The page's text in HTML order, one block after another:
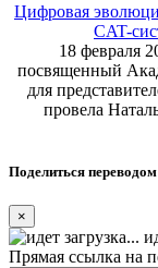
Цифровая
CAT-
18 февраля
посвященный
для
провела
Поделиться переводом
×
Прямая ссылка на